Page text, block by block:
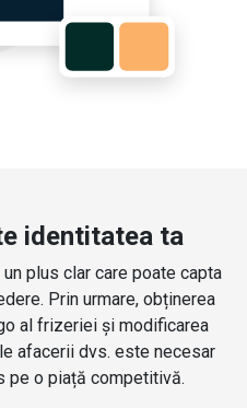
identitatea ta
plus clar care poate capta
Prin urmare, obținerea
al frizeriei și modificarea
afacerii dvs. este necesar
pe o piață competitivă.